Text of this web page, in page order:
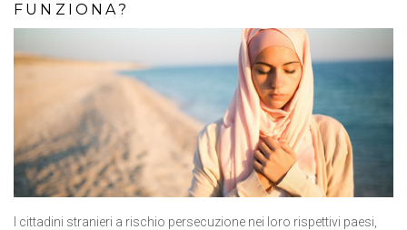
FUNZIONA?
I cittadini stranieri a rischio persecuzione nei loro rispettivi paesi,